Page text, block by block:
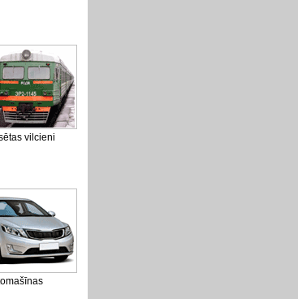
vilcieni